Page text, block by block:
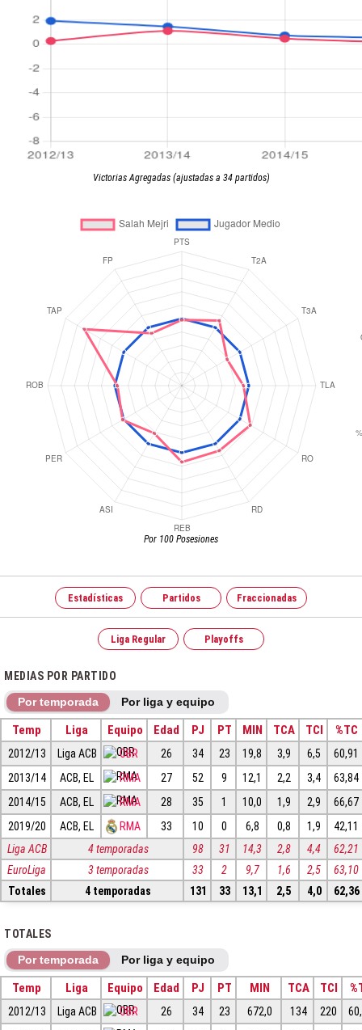
Victorias Agregadas (ajustadas a 34 partidos)
Por 100 Posesiones
Estadísticas Partidos Fraccionadas
Liga Regular Playoffs
MEDIAS POR PARTIDO
Por temporada Por liga y equipo
Temp Liga Equipo Edad PJ PT MIN TCA TCI %TC
2012/13 Liga ACB OBR 26 34 23 19,8 3,9 6,5
60,91
2013/14
ACB, EL RMA 27 52 9 12,1 2,2 3,4
63,84
2014/15
ACB, EL RMA 28 35 1 10,0 1,9 2,9
66,67
2019/20
ACB, EL RMA 33 10 0 6,8 0,8 1,9
42,11
Liga ACB
4 temporadas 98 31 14,3 2,8 4,4
62,21
EuroLiga
3 temporadas 33 2 9,7 1,6 2,5
63,10
Totales
4 temporadas 131 33 13,1 2,5 4,0 62,36
TOTALES
Por temporada Por liga y equipo
Temp Liga Equipo Edad PJ PT MIN TCA TCI
2012/13 Liga ACB OBR 26 34 23 672,0 134 220